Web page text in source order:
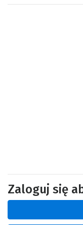
Zaloguj się